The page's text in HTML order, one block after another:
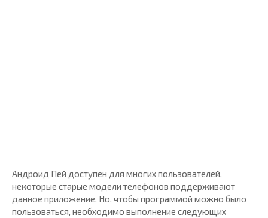
Андроид Пей доступен для многих пользователей,
некоторые старые модели телефонов поддерживают
данное приложение. Но, чтобы программой можно было
пользоваться, необходимо выполнение следующих